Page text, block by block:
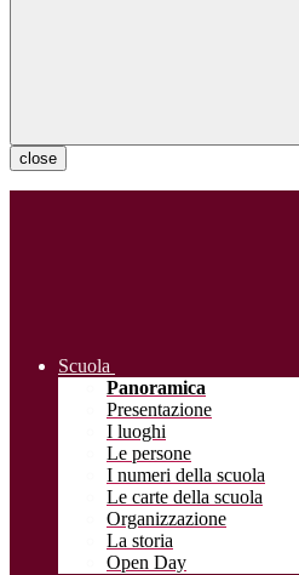
close
Scuola
Panoramica
Presentazione
I luoghi
Le persone
I numeri della scuola
Le carte della scuola
Organizzazione
La storia
Open Day